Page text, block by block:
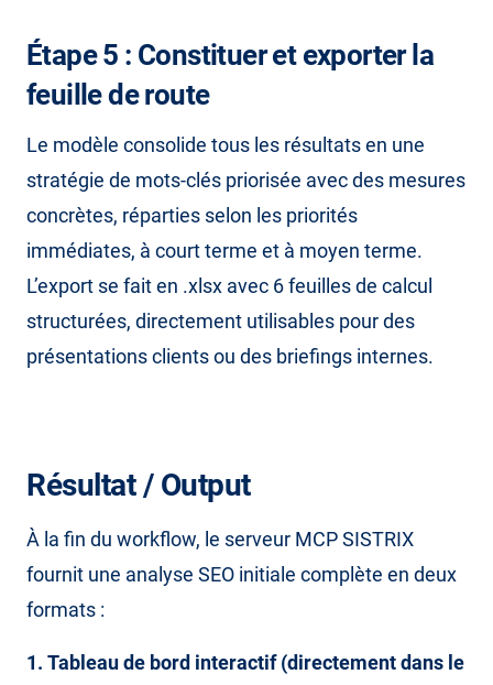
Étape 5 : Constituer et exporter la
feuille de route
Le modèle consolide tous les résultats en une
stratégie de mots-clés priorisée avec des mesures
concrètes, réparties selon les priorités
immédiates, à court terme et à moyen terme.
L’export se fait en .xlsx avec 6 feuilles de calcul
structurées, directement utilisables pour des
présentations clients ou des briefings internes.
Résultat / Output
À la fin du workflow, le serveur MCP SISTRIX
fournit une analyse SEO initiale complète en deux
formats :
1. Tableau de bord interactif (directement dans le